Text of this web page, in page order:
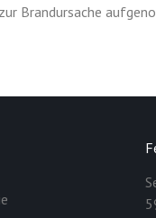
Brandursache